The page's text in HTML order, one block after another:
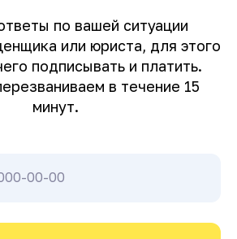
по вашей ситуации
или юриста, для этого
подписывать и платить.
в течение 15
минут.